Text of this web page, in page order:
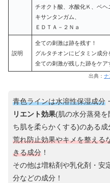
チオクト酸、水酸化Ｋ、ベヘ
キサンタンガム、
ＥＤＴＡ－２Ｎａ
説明
全ての刺激は跡を残す！
グルタチオンにビタミン成
全ての刺激が残した跡をケ
出典： ナ
青色ラインは水溶性保湿成分 ・
リエント効果(肌の水分蒸発
ち肌を柔らかくする)のある成
荒れ防止効果やキメを整える
きる成分 ！
その他は増粘剤や乳化剤・安
分などの成分！